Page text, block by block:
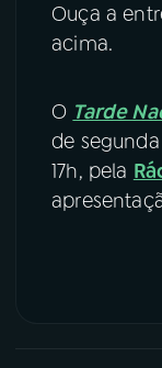
Ouça a
acima.
O Tarde
de
17h, pela